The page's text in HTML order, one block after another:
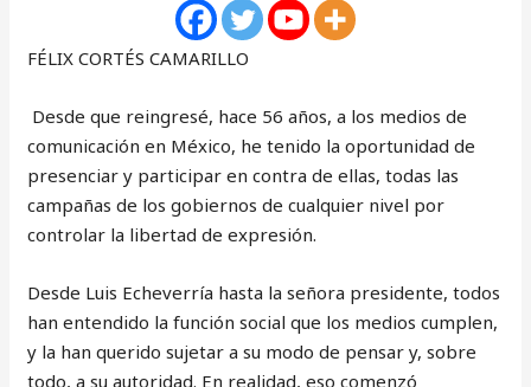
FÉLIX CORTÉS CAMARILLO
Desde que reingresé, hace 56 años, a los medios de
comunicación en México, he tenido la oportunidad de
presenciar y participar en contra de ellas, todas las
campañas de los gobiernos de cualquier nivel por
controlar la libertad de expresión.
Desde Luis Echeverría hasta la señora presidente, todos
han entendido la función social que los medios cumplen,
y la han querido sujetar a su modo de pensar y, sobre
todo, a su autoridad. En realidad, eso comenzó